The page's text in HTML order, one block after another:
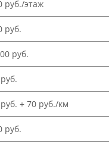
руб./этаж
руб.
руб.
+ 70 руб./км
руб.